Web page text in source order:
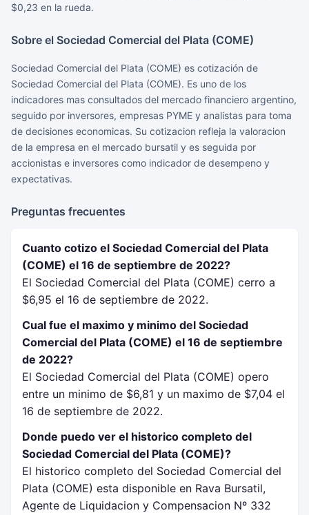
$0,23 en la rueda.
Sobre el Sociedad Comercial del Plata (COME)
Sociedad Comercial del Plata (COME) es cotización de
Sociedad Comercial del Plata (COME). Es uno de los
indicadores mas consultados del mercado financiero argentino,
seguido por inversores, empresas PYME y analistas para toma
de decisiones economicas. Su cotizacion refleja la valoracion
de la empresa en el mercado bursatil y es seguida por
accionistas e inversores como indicador de desempeno y
expectativas.
Preguntas frecuentes
Cuanto cotizo el Sociedad Comercial del Plata
(COME) el 16 de septiembre de 2022?
El Sociedad Comercial del Plata (COME) cerro a
$6,95 el 16 de septiembre de 2022.
Cual fue el maximo y minimo del Sociedad
Comercial del Plata (COME) el 16 de septiembre
de 2022?
El Sociedad Comercial del Plata (COME) opero
entre un minimo de $6,81 y un maximo de $7,04 el
16 de septiembre de 2022.
Donde puedo ver el historico completo del
Sociedad Comercial del Plata (COME)?
El historico completo del Sociedad Comercial del
Plata (COME) esta disponible en Rava Bursatil,
Agente de Liquidacion y Compensacion Nº 332